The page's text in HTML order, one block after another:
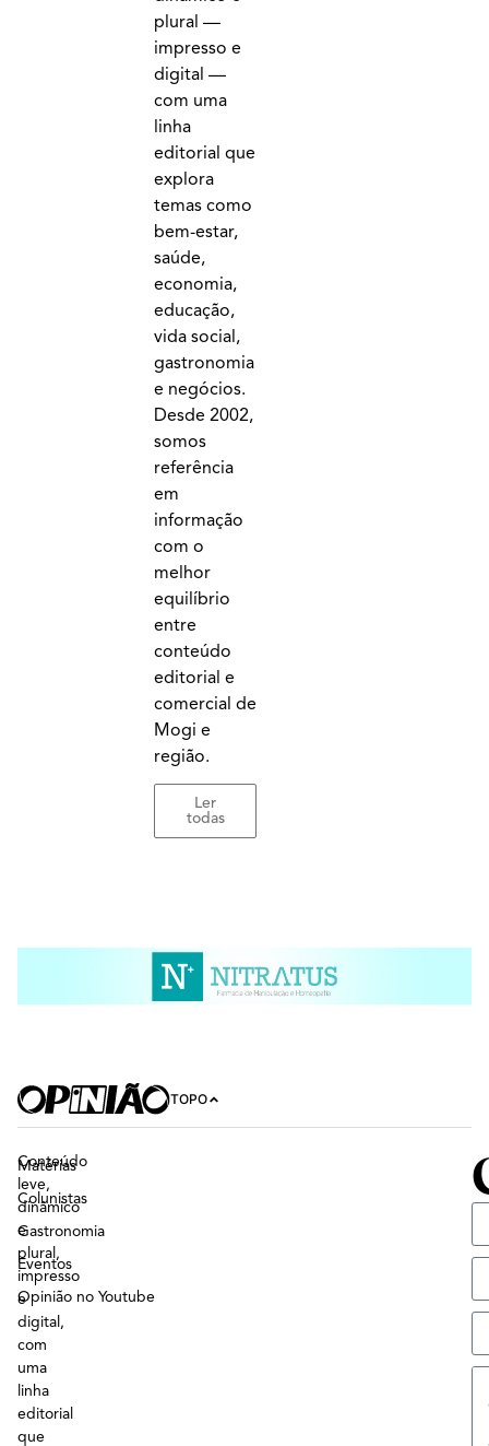
plural —
impresso e
digital —
com uma
linha
editorial que
explora
temas como
bem-estar,
saúde,
economia,
educação,
vida social,
gastronomia
e negócios.
Desde 2002,
somos
referência
em
informação
com o
melhor
equilíbrio
entre
conteúdo
editorial e
comercial de
Mogi e
região.
Ler
todas
TOPO
Conteúdo
leve,
dinâmico
e
plural,
impresso
e
digital,
com
uma
linha
editorial
que
Matérias
Colunistas
Gastronomia
Eventos
Opinião no Youtube